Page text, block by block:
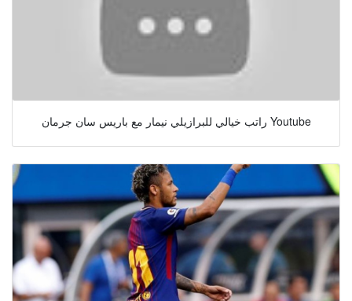
راتب خيالي للبرازيلي نيمار مع باريس سان جرمان Youtube